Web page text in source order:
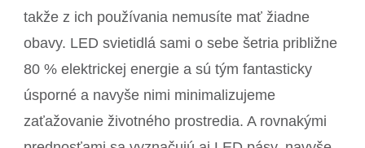
takže z ich používania nemusíte mať žiadne
obavy. LED svietidlá sami o sebe šetria približne
80 % elektrickej energie a sú tým fantasticky
úsporné a navyše nimi minimalizujeme
zaťažovanie životného prostredia. A rovnakými